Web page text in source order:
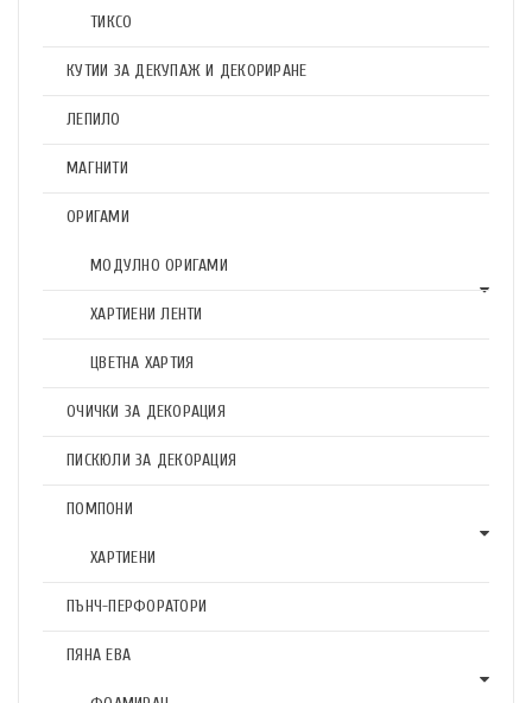
ТИКСО
КУТИИ ЗА ДЕКУПАЖ И ДЕКОРИРАНЕ
ЛЕПИЛО
МАГНИТИ
ОРИГАМИ
МОДУЛНО ОРИГАМИ
ХАРТИЕНИ ЛЕНТИ
ЦВЕТНА ХАРТИЯ
ОЧИЧКИ ЗА ДЕКОРАЦИЯ
ПИСКЮЛИ ЗА ДЕКОРАЦИЯ
ПОМПОНИ
ХАРТИЕНИ
ПЪНЧ-ПЕРФОРАТОРИ
ПЯНА ЕВА